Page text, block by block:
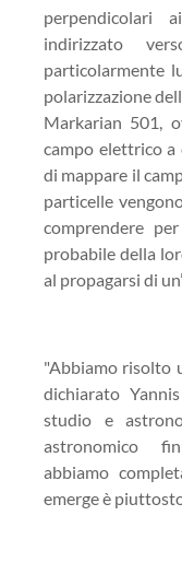
perpendicolari
indirizzato
particolarmente
polarizzazione
Markarian 501,
campo elettrico a
di mappare il
particelle
comprendere
probabile della
al propagarsi di
"Abbiamo risolto
dichiarato
studio e
astronomico
abbiamo
emerge è